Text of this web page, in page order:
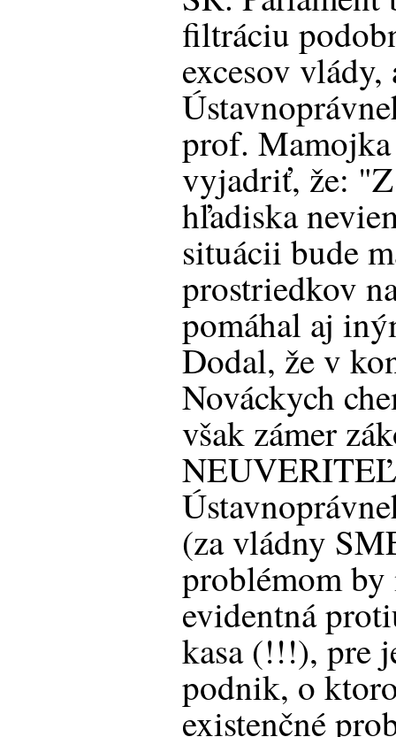
filtráciu
excesov vlády,
prof. Mamojka
vyjadriť, že:
hľadiska
situácii bude
prostriedkov
pomáhal aj
Dodal, že v
Nováckych
však zámer
(za vládny
problémom
evidentná
kasa (!!!), pre
podnik, o
existenčné